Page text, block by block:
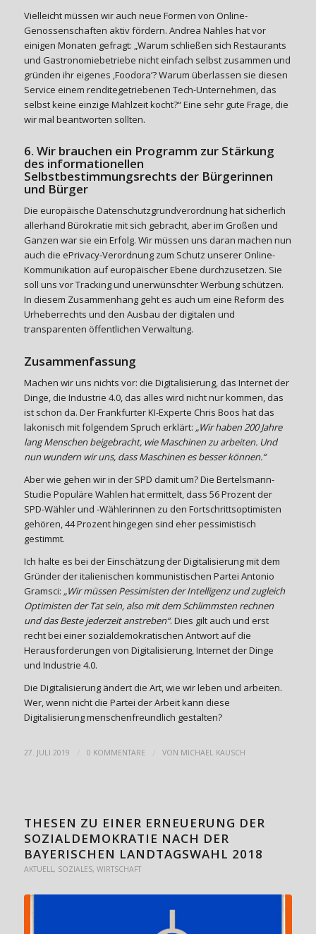
Vielleicht müssen wir auch neue Formen von Online-
Genossenschaften aktiv fördern. Andrea Nahles hat vor
einigen Monaten gefragt: „Warum schließen sich Restaurants
und Gastronomiebetriebe nicht einfach selbst zusammen und
gründen ihr eigenes ‚Foodora‘? Warum überlassen sie diesen
Service einem renditegetriebenen Tech-Unternehmen, das
selbst keine einzige Mahlzeit kocht?“ Eine sehr gute Frage, die
wir mal beantworten sollten.
6. Wir brauchen ein Programm zur Stärkung
des informationellen
Selbstbestimmungsrechts der Bürgerinnen
und Bürger
Die europäische Datenschutzgrundverordnung hat sicherlich
allerhand Bürokratie mit sich gebracht, aber im Großen und
Ganzen war sie ein Erfolg. Wir müssen uns daran machen nun
auch die ePrivacy-Verordnung zum Schutz unserer Online-
Kommunikation auf europäischer Ebene durchzusetzen. Sie
soll uns vor Tracking und unerwünschter Werbung schützen.
In diesem Zusammenhang geht es auch um eine Reform des
Urheberrechts und den Ausbau der digitalen und
transparenten öffentlichen Verwaltung.
Zusammenfassung
Machen wir uns nichts vor: die Digitalisierung, das Internet der
Dinge, die Industrie 4.0, das alles wird nicht nur kommen, das
ist schon da. Der Frankfurter KI-Experte Chris Boos hat das
lakonisch mit folgendem Spruch erklärt: „Wir haben 200 Jahre
lang Menschen beigebracht, wie Maschinen zu arbeiten. Und
nun wundern wir uns, dass Maschinen es besser können.“
Aber wie gehen wir in der SPD damit um? Die Bertelsmann-
Studie Populäre Wahlen hat ermittelt, dass 56 Prozent der
SPD-Wähler und -Wählerinnen zu den Fortschrittsoptimisten
gehören, 44 Prozent hingegen sind eher pessimistisch
gestimmt.
Ich halte es bei der Einschätzung der Digitalisierung mit dem
Gründer der italienischen kommunistischen Partei Antonio
Gramsci: „Wir müssen Pessimisten der Intelligenz und zugleich
Optimisten der Tat sein, also mit dem Schlimmsten rechnen
und das Beste jederzeit anstreben“. Dies gilt auch und erst
recht bei einer sozialdemokratischen Antwort auf die
Herausforderungen von Digitalisierung, Internet der Dinge
und Industrie 4.0.
Die Digitalisierung ändert die Art, wie wir leben und arbeiten.
Wer, wenn nicht die Partei der Arbeit kann diese
Digitalisierung menschenfreundlich gestalten?
27. JULI 2019 0 KOMMENTARE VON MICHAEL KAUSCH
THESEN ZU EINER ERNEUERUNG DER
SOZIALDEMOKRATIE NACH DER
BAYERISCHEN LANDTAGSWAHL 2018
AKTUELL, SOZIALES, WIRTSCHAFT